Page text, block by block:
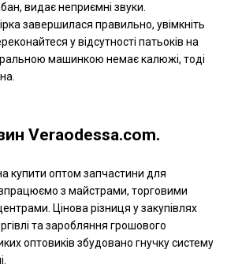
видає неприємні звуки.
завершилася правильно, увімкніть
у відсутності патьоків на
машинкою немає калюжі, тоді
Veraodessa.com.
купити оптом запчастини для
з майстрами, торговими
Цінова різниця у закупівлях
та заробляння грошового
оптовиків збудовано гнучку систему